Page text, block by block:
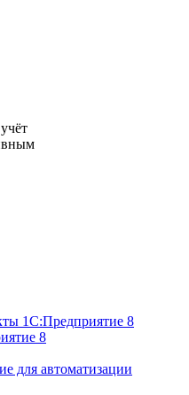
1С:Предприятие 8
8
для автоматизации